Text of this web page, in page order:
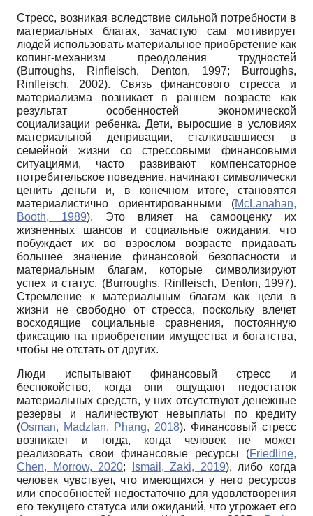
Стресс, возникая вследствие сильной потребности в
материальных благах, зачастую сам мотивирует
людей использовать материальное приобретение как
копинг-механизм преодоления трудностей
(Burroughs, Rinfleisch, Denton, 1997; Burroughs,
Rinfleisch, 2002). Связь финансового стресса и
материализма возникает в раннем возрасте как
результат особенностей экономической
социализации ребенка. Дети, выросшие в условиях
материальной депривации, сталкивавшиеся в
семейной жизни со стрессовыми финансовыми
ситуациями, часто развивают компенсаторное
потребительское поведение, начинают символически
ценить деньги и, в конечном итоге, становятся
материалистично ориентированными (McLanahan,
Booth, 1989). Это влияет на самооценку их
жизненных шансов и социальные ожидания, что
побуждает их во взрослом возрасте придавать
большее значение финансовой безопасности и
материальным благам, которые символизируют
успех и статус. (Burroughs, Rinfleisch, Denton, 1997).
Стремление к материальным благам как цели в
жизни не свободно от стресса, поскольку влечет
восходящие социальные сравнения, постоянную
фиксацию на приобретении имущества и богатства,
чтобы не отстать от других.
Люди испытывают финансовый стресс и
беспокойство, когда они ощущают недостаток
материальных средств, у них отсутствуют денежные
резервы и наличествуют невыплаты по кредиту
(Osman, Madzlan, Phang, 2018). Финансовый стресс
возникает и тогда, когда человек не может
реализовать свои финансовые ресурсы (Friedline,
Chen, Morrow, 2020; Ismail, Zaki, 2019), либо когда
человек чувствует, что имеющихся у него ресурсов
или способностей недостаточно для удовлетворения
его текущего статуса или ожиданий, что угрожает его